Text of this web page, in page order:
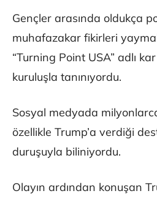
Gençler arasında oldukça
muhafazakar fikirleri
“Turning Point USA” adlı
kuruluşla tanınıyordu.
Sosyal medyada
özellikle Trump’a verdiği
duruşuyla biliniyordu.
Olayın ardından konuşan